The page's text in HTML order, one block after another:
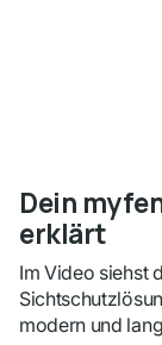
Dein
erklärt
Im Video siehst
modern und